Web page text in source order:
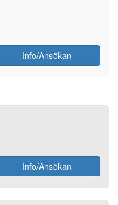
Info/Ansökan
Info/Ansökan